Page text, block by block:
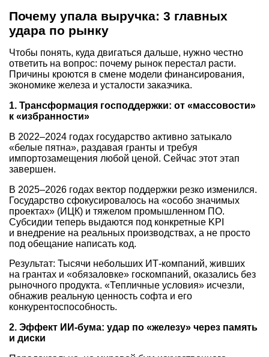
Почему упала выручка: 3 главных
удара по рынку
Чтобы понять, куда двигаться дальше, нужно честно
ответить на вопрос: почему рынок перестал расти.
Причины кроются в смене модели финансирования,
экономике железа и усталости заказчика.
1. Трансформация господдержки: от «массовости»
к «избранности»
В 2022–2024 годах государство активно затыкало
«белые пятна», раздавая гранты и требуя
импортозамещения любой ценой. Сейчас этот этап
завершен.
В 2025–2026 годах вектор поддержки резко изменился.
Государство сфокусировалось на «особо значимых
проектах» (ИЦК) и тяжелом промышленном ПО.
Субсидии теперь выдаются под конкретные KPI
и внедрение на реальных производствах, а не просто
под обещание написать код.
Результат: Тысячи небольших ИТ-компаний, живших
на грантах и «обязаловке» госкомпаний, оказались без
рыночного продукта. «Тепличные условия» исчезли,
обнажив реальную ценность софта и его
конкурентоспособность.
2. Эффект ИИ-бума: удар по «железу» через память
и диски